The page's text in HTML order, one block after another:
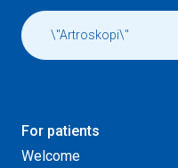
For patients
Welcome